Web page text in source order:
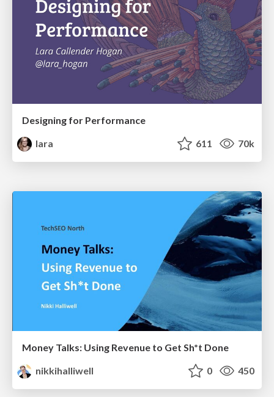
Designing for Performance
lara
611 70k
Money Talks: Using Revenue to Get Sh*t Done
nikkihalliwell
0 450